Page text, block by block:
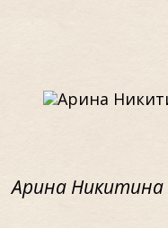
Арина Никитина